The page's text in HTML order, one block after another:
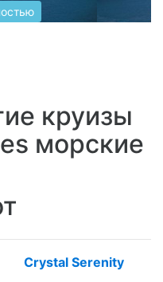
круизы
морские
Crystal Serenity